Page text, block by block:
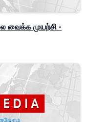
வைக்க முயற்சி -